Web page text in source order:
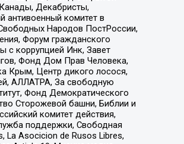
Декабристы,
антивоенный комитет в
Народов ПостРоссии,
Форум гражданского
с коррупцией Инк, Завет
Фонд Дом Прав Человека,
Крым, Центр дикого лосося,
АЛЛАТРА, За свободную
Фонд Демократического
Сторожевой башни, Библии и
комитет действия,
поддержки, Свободная
Asocicion de Rusos Libres,